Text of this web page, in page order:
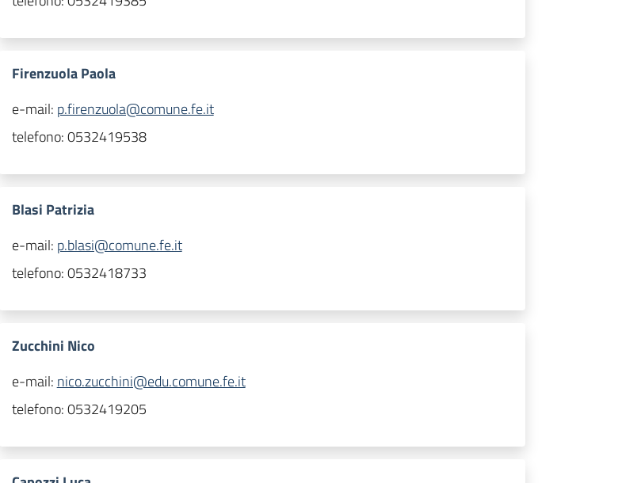
Firenzuola Paola
e-mail: p.firenzuola@comune.fe.it
telefono:0532419538
Blasi Patrizia
e-mail: p.blasi@comune.fe.it
telefono:0532418733
Zucchini Nico
e-mail: nico.zucchini@edu.comune.fe.it
telefono:0532419205